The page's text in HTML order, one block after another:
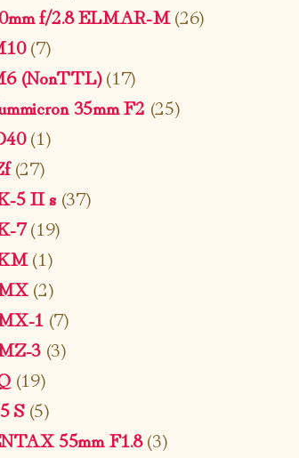
f/2.8 ELMAR-M(26)
(7)
(NonTTL)(17)
35mm F2 (25)
(1)
(27)
5 II s(37)
7(19)
(1)
(2)
1 (7)
3 (3)
(19)
S(5)
55mm F1.8(3)